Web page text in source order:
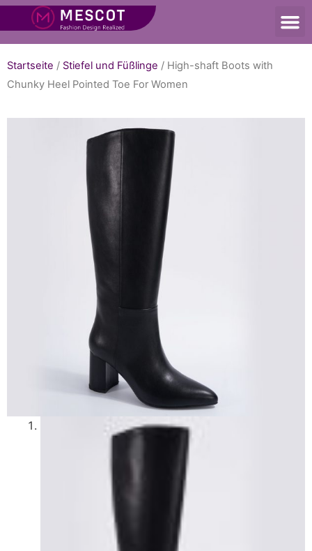
Startseite / Stiefel und Füßlinge / High-shaft Boots with
Chunky Heel Pointed Toe For Women